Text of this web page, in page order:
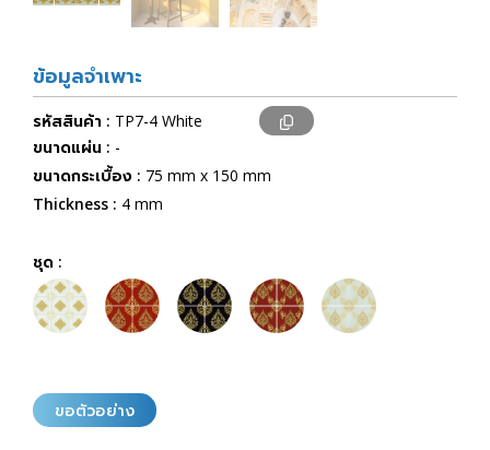
ข้อมูลจำเพาะ
รหัสสินค้า : TP7-4 White
ขนาดแผ่น : -
ขนาดกระเบื้อง : 75 mm x 150 mm
Thickness : 4 mm
ชุด :
ขอตัวอย่าง